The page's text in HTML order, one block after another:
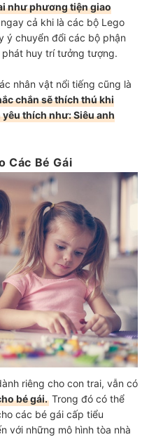
như phương tiện giao
ngay cả khi là các bộ Lego
ý chuyển đổi các bộ phận
huy trí tưởng tượng.
nhân vật nổi tiếng cũng là
chắn sẽ thích thú khi
thích như: Siêu anh
Các Bé Gái
riêng cho con trai, vẫn có
bé gái. Trong đó có thể
các bé gái cấp tiểu
với những mô hình tòa nhà